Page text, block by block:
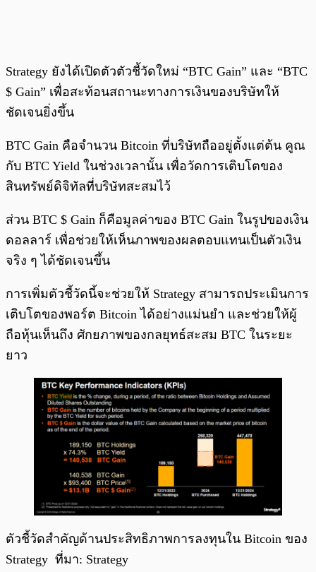
Strategy ยังได้เปิดตัวตัวชี้วัดใหม่ “BTC Gain” และ “BTC
$ Gain” เพื่อสะท้อนสถานะทางการเงินของบริษัทให้
ชัดเจนยิ่งขึ้น
BTC Gain คือจำนวน Bitcoin ที่บริษัทถืออยู่ตั้งแต่ต้น คูณ
กับ BTC Yield ในช่วงเวลานั้น เพื่อวัดการเติบโตของ
สินทรัพย์ดิจิทัลที่บริษัทสะสมไว้
ส่วน BTC $ Gain ก็คือมูลค่าของ BTC Gain ในรูปของเงิน
ดอลลาร์ เพื่อช่วยให้เห็นภาพของผลตอบแทนเป็นตัวเงิน
จริง ๆ ได้ชัดเจนขึ้น
การเพิ่มตัวชี้วัดนี้จะช่วยให้ Strategy สามารถประเมินการ
เติบโตของพอร์ต Bitcoin ได้อย่างแม่นยำ และช่วยให้ผู้
ถือหุ้นเห็นถึง ศักยภาพของกลยุทธ์สะสม BTC ในระยะ
ยาว
ตัวชี้วัดสำคัญด้านประสิทธิภาพการลงทุนใน Bitcoin ของ
Strategy ที่มา: Strategy